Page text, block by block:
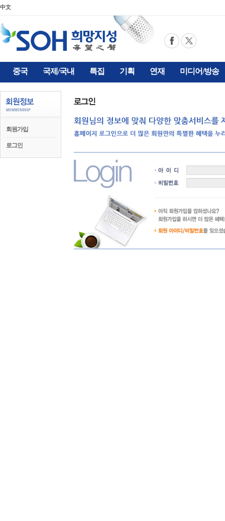
中文
중국 국제/국내 특집 기획 연재 미디어/방송
회원가입
로그인